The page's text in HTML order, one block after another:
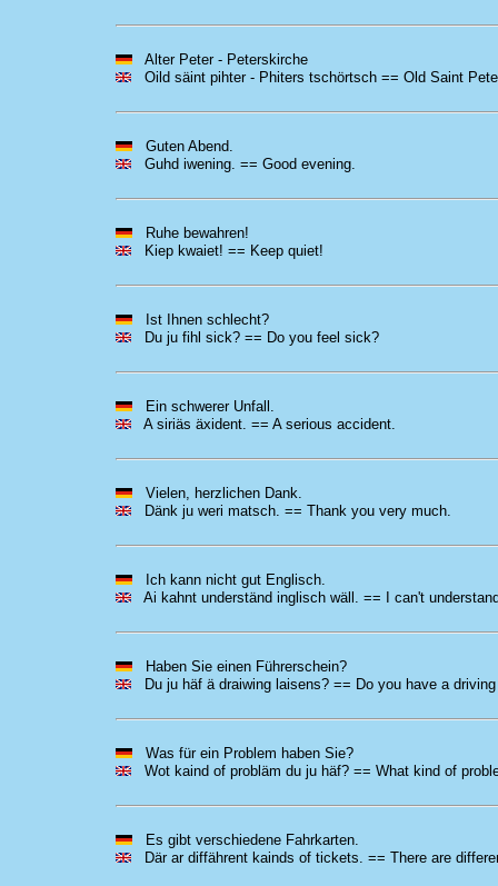
Alter Peter - Peterskirche
Oild säint pihter - Phiters tschörtsch == Old Saint
Guten Abend.
Guhd iwening. == Good evening.
Ruhe bewahren!
Kiep kwaiet! == Keep quiet!
Ist Ihnen schlecht?
Du ju fihl sick? == Do you feel sick?
Ein schwerer Unfall.
A siriäs äxident. == A serious accident.
Vielen, herzlichen Dank.
Dänk ju weri matsch. == Thank you very much.
Ich kann nicht gut Englisch.
Ai kahnt underständ inglisch wäll. == I can't
Haben Sie einen Führerschein?
Du ju häf ä draiwing laisens? == Do you have a driving
Was für ein Problem haben Sie?
Wot kaind of probläm du ju häf? == What kind of
Es gibt verschiedene Fahrkarten.
Där ar diffährent kainds of tickets. == There are